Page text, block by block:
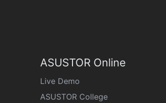
ASUSTOR Online
Live Demo
ASUSTOR College